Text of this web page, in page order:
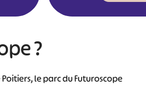
?
le parc du Futuroscope